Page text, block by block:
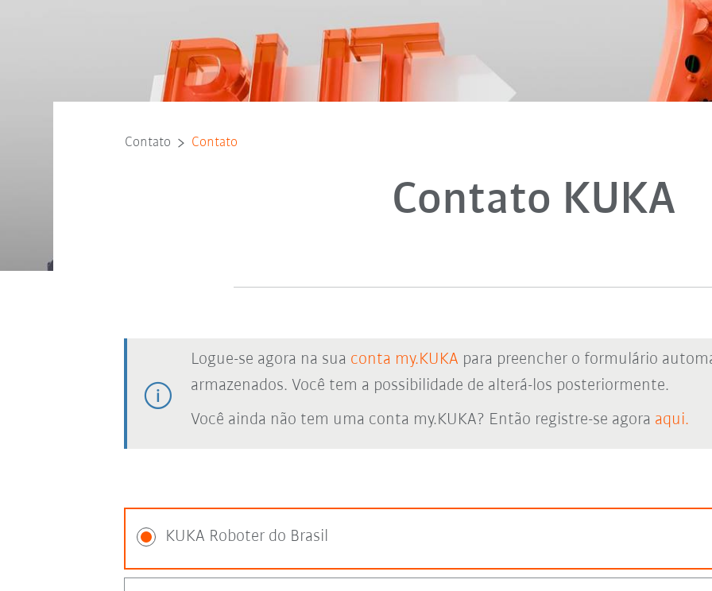
Contato Contato
Contato KUKA
Logue-se agora na sua conta my.KUKA para preencher o formulário
armazenados. Você tem a possibilidade de alterá-los posteriormente.
Você ainda não tem uma conta my.KUKA? Então registre-se agora aqui.
KUKA Roboter do Brasil